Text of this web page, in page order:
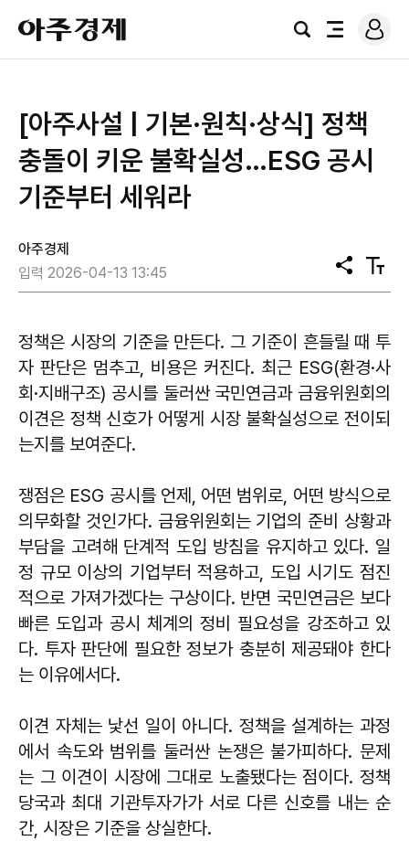
아
주
경
검
전
로
그
[아주사설 | 기본·원칙·상식] 정책
충돌이 키운 불확실성…ESG 공시
기준부터 세워라
아주경제
입력 2026-04-13 13:45
공
유
텍
스
기
정책은 시장의 기준을 만든다. 그 기준이 흔들릴 때 투
자 판단은 멈추고, 비용은 커진다. 최근 ESG(환경·사
회·지배구조) 공시를 둘러싼 국민연금과 금융위원회의
이견은 정책 신호가 어떻게 시장 불확실성으로 전이되
는지를 보여준다.
쟁점은 ESG 공시를 언제, 어떤 범위로, 어떤 방식으로
의무화할 것인가다. 금융위원회는 기업의 준비 상황과
부담을 고려해 단계적 도입 방침을 유지하고 있다. 일
정 규모 이상의 기업부터 적용하고, 도입 시기도 점진
적으로 가져가겠다는 구상이다. 반면 국민연금은 보다
빠른 도입과 공시 체계의 정비 필요성을 강조하고 있
다. 투자 판단에 필요한 정보가 충분히 제공돼야 한다
는 이유에서다.
이견 자체는 낯선 일이 아니다. 정책을 설계하는 과정
에서 속도와 범위를 둘러싼 논쟁은 불가피하다. 문제
는 그 이견이 시장에 그대로 노출됐다는 점이다. 정책
당국과 최대 기관투자가가 서로 다른 신호를 내는 순
간, 시장은 기준을 상실한다.